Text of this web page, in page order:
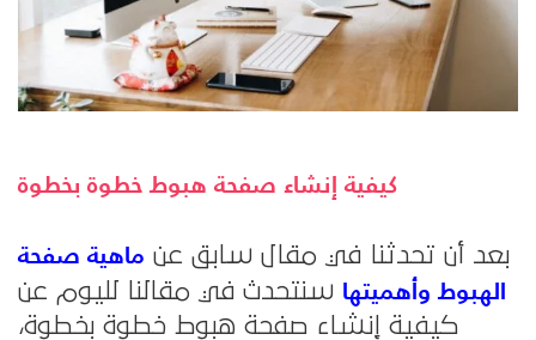
كيفية إنشاء صفحة هبوط خطوة بخطوة
بعد أن تحدثنا في مقال سابق عن ماهية صفحة
الهبوط وأهميتها سنتحدث في مقالنا لليوم عن
كيفية إنشاء صفحة هبوط خطوة بخطوة،